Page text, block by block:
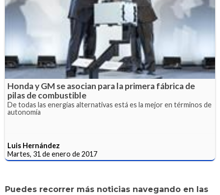
Honda y GM se asocian para la primera fábrica de
pilas de combustible
De todas las energías alternativas está es la mejor en términos de
autonomía
Luis Hernández
Martes, 31 de enero de 2017
Puedes recorrer más noticias navegando en las